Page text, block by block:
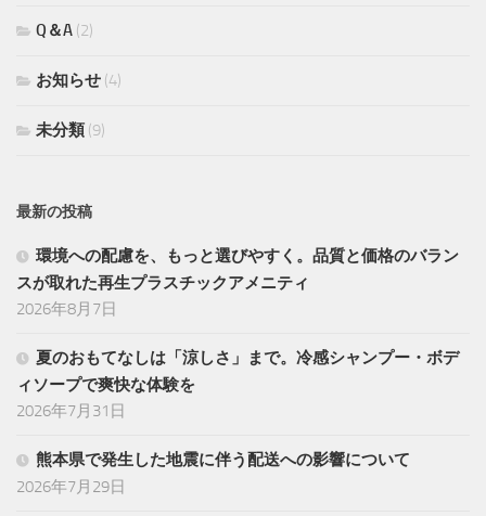
Q＆A (2)
お知らせ (4)
未分類 (9)
最新の投稿
環境への配慮を、もっと選びやすく。品質と価格のバラン
スが取れた再生プラスチックアメニティ
2026年8月7日
夏のおもてなしは「涼しさ」まで。冷感シャンプー・ボデ
ィソープで爽快な体験を
2026年7月31日
熊本県で発生した地震に伴う配送への影響について
2026年7月29日